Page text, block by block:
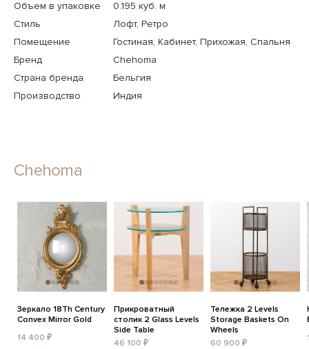
Объем в упаковке
0.195 куб. м
Стиль
Лофт, Ретро
Помещение
Гостиная, Кабинет, Прихожая, Спальня
Бренд
Chehoma
Страна бренда
Бельгия
Производство
Индия
Chehoma
Зеркало 18Th Century
Convex Mirror Gold
14 400 ₽
Прикроватный
столик 2 Glass Levels
Side Table
46 100 ₽
Тележка 2 Levels
Storage Baskets On
Wheels
60 900 ₽